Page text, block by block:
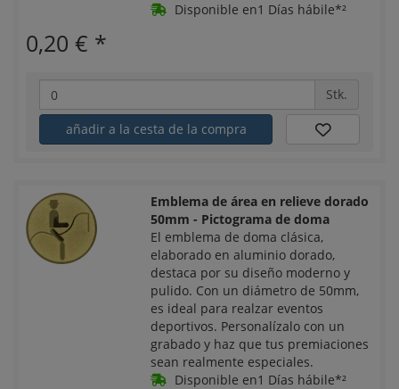
Disponible en1 Días hábile*²
0,20 € *
Stk.
añadir a la cesta de la compra
Emblema de área en relieve dorado
50mm - Pictograma de doma
El emblema de doma clásica,
elaborado en aluminio dorado,
destaca por su diseño moderno y
pulido. Con un diámetro de 50mm,
es ideal para realzar eventos
deportivos. Personalízalo con un
grabado y haz que tus premiaciones
sean realmente especiales.
Disponible en1 Días hábile*²